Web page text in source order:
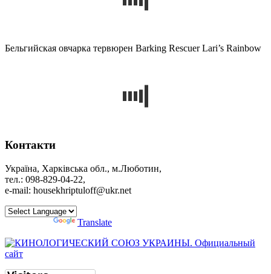
Бельгийская овчарка тервюрен Barking Rescuer Lari’s Rainbow
Контакти
Україна, Харківська обл., м.Люботин,
тел.: 098-829-04-22,
e-mail: housekhriptuloff@ukr.net
Translate